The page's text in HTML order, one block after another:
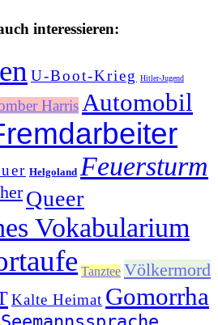
interessieren:
U-Boot-Krieg Hitler-Jugend
Harris Automobil
Helgoland Feuersturm
Queer
Vokabularium
Tanztee Völkermord
Kalte Heimat Gomorrha